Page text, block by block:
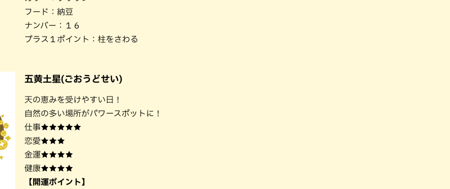
フード：納豆
ナンバー：１６
プラス１ポイント：柱をさわる
五黄土星(ごおうどせい)
天の恵みを受けやすい日！
自然の多い場所がパワースポットに！
仕事★★★★★
恋愛★★★
金運★★★★
健康★★★★
【開運ポイント】